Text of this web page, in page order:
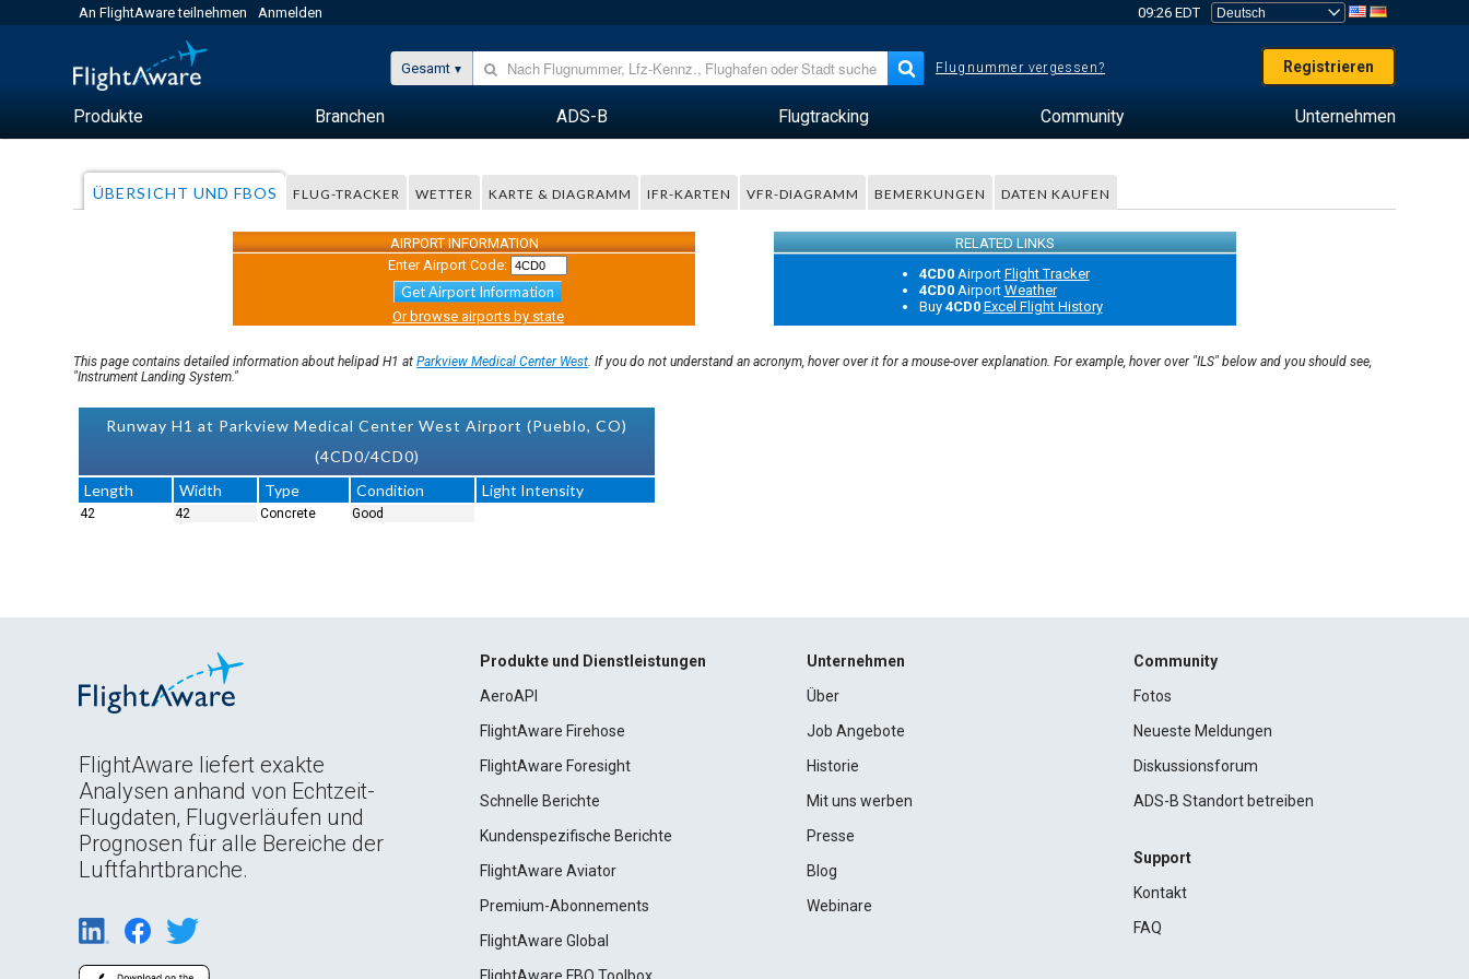
An FlightAware teilnehmen Anmelden 09:26 EDT
Gesamt Flugnummer vergessen? Registrieren
Produkte Branchen ADS-B Flugtracking Community Unternehmen
ÜBERSICHT UND FBOS FLUG-TRACKER WETTER KARTE & DIAGRAMM IFR-KARTEN VFR-DIAGRAMM BEMERKUNGEN DATEN KAUFEN
AIRPORT INFORMATION
RELATED LINKS
Enter Airport Code:
Get Airport Information
Or browse airports by state
4CD0Airport Flight Tracker
4CD0Airport Weather
Buy 4CD0 Excel Flight History
This page contains detailed information about helipad H1 atParkview Medical Center West. If you do not understand an acronym, hover over it for a mouse-over explanation. For example, hover over "ILS" below and you should see,
"Instrument Landing System."
Runway H1 at Parkview Medical Center West Airport (Pueblo, CO)
(4CD0/4CD0)
Length
Width Type Condition Light Intensity
42 42 Concrete Good
FlightAware liefert exakte
Analysen anhand von Echtzeit-
Flugdaten, Flugverläufen und
Prognosen für alle Bereiche der
Luftfahrtbranche.
Produkte und Dienstleistungen
AeroAPI
FlightAware Firehose
FlightAware Foresight
Schnelle Berichte
Kundenspezifische Berichte
FlightAware Aviator
Premium-Abonnements
FlightAware Global
Unternehmen
Über
Job Angebote
Historie
Mit uns werben
Presse
Blog
Webinare
Community
Fotos
Neueste Meldungen
Diskussionsforum
ADS-B Standort betreiben
Support
Kontakt
FAQ